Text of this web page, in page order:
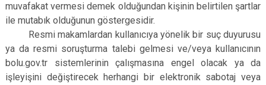
muvafakat vermesi demek olduğundan kişinin belirtilen şartlar
ile mutabık olduğunun göstergesidir.
Resmi makamlardan kullanıcıya yönelik bir suç duyurusu
ya da resmi soruşturma talebi gelmesi ve/veya kullanıcının
bolu.gov.tr sistemlerinin çalışmasına engel olacak ya da
işleyişini değiştirecek herhangi bir elektronik sabotaj veya